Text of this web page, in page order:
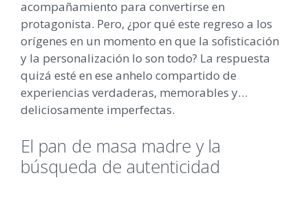
acompañamiento para convertirse en
protagonista. Pero, ¿por qué este regreso a los
orígenes en un momento en que la sofisticación
y la personalización lo son todo? La respuesta
quizá esté en ese anhelo compartido de
experiencias verdaderas, memorables y…
deliciosamente imperfectas.
El pan de masa madre y la
búsqueda de autenticidad